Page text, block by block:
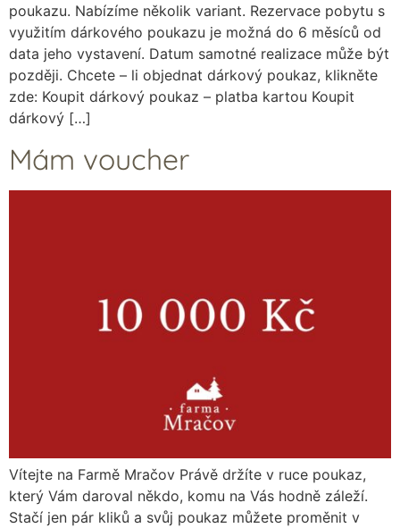
poukazu. Nabízíme několik variant. Rezervace pobytu s
využitím dárkového poukazu je možná do 6 měsíců od
data jeho vystavení. Datum samotné realizace může být
později. Chcete – li objednat dárkový poukaz, klikněte
zde: Koupit dárkový poukaz – platba kartou Koupit
dárkový […]
Mám voucher
Vítejte na Farmě Mračov Právě držíte v ruce poukaz,
který Vám daroval někdo, komu na Vás hodně záleží.
Stačí jen pár kliků a svůj poukaz můžete proměnit v